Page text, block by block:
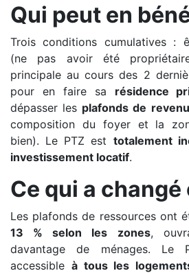
Qui peut en
Trois conditions cumulatives :
(ne pas avoir été
principale au cours des 2
pour en faire sa résidence
dépasser les plafonds de
composition du foyer et la
bien). Le PTZ est totalement
investissement locatif.
Ce qui a
Les plafonds de ressources ont
13 % selon les zones,
davantage de ménages. Le
accessible à tous les